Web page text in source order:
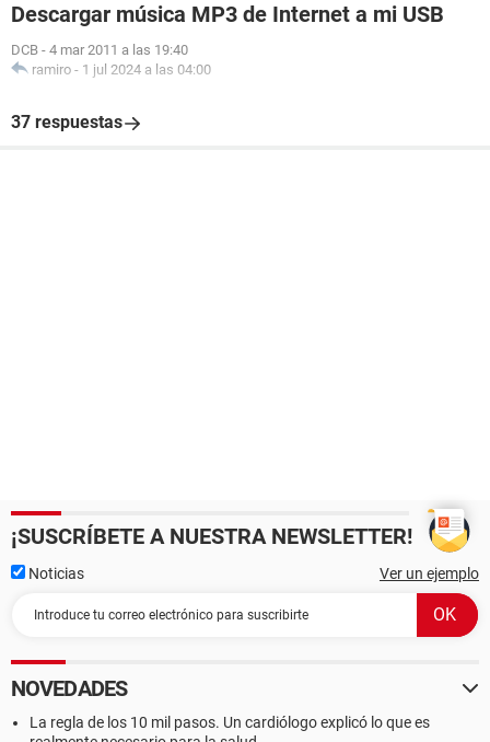
Descargar música MP3 de Internet a mi USB
DCB - 4 mar 2011 a las 19:40
ramiro - 1 jul 2024 a las 04:00
37 respuestas
¡SUSCRÍBETE A NUESTRA NEWSLETTER!
Noticias Ver un ejemplo
NOVEDADES
La regla de los 10 mil pasos. Un cardiólogo explicó lo que es